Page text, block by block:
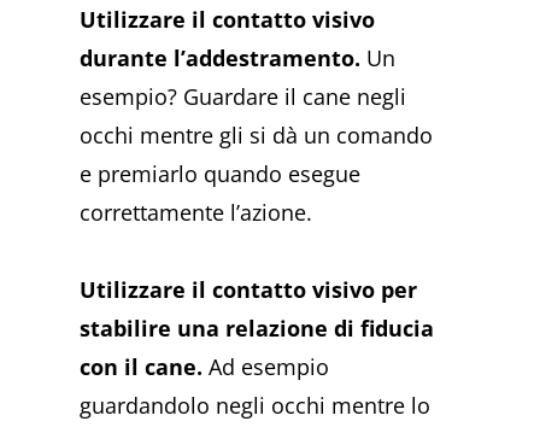
Utilizzare il contatto visivo
durante l’addestramento. Un
esempio? Guardare il cane negli
occhi mentre gli si dà un comando
e premiarlo quando esegue
correttamente l’azione.
Utilizzare il contatto visivo per
stabilire una relazione di fiducia
con il cane. Ad esempio
guardandolo negli occhi mentre lo